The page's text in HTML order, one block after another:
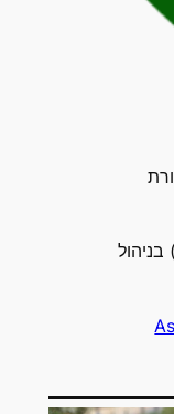
: בוגר תואר ראשון (BA) בניהול